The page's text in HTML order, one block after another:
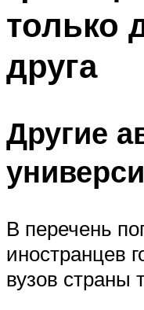
только
друга
Другие
В перечень
иностранцев
вузов страны